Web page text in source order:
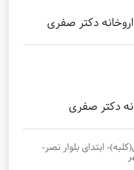
دکتر صفری
دکتر صفری
ابتدای بلوار نصر-